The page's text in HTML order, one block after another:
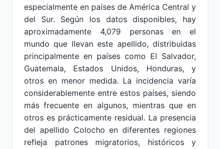
especialmente en países de América Central y
del Sur. Según los datos disponibles, hay
aproximadamente 4,079 personas en el
mundo que llevan este apellido, distribuidas
principalmente en países como El Salvador,
Guatemala, Estados Unidos, Honduras, y
otros en menor medida. La incidencia varía
considerablemente entre estos países, siendo
más frecuente en algunos, mientras que en
otros es prácticamente residual. La presencia
del apellido Colocho en diferentes regiones
refleja patrones migratorios, históricos y